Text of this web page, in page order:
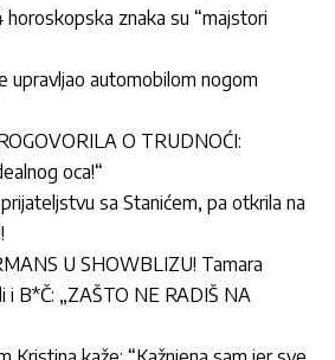
horoskopska znaka su “majstori
upravljao automobilom nogom
O TRUDNOĆI:
oca!“
sa Stanićem, pa otkrila na
U SHOWBLIZU! Tamara
i B*Č: „ZAŠTO NE RADIŠ NA